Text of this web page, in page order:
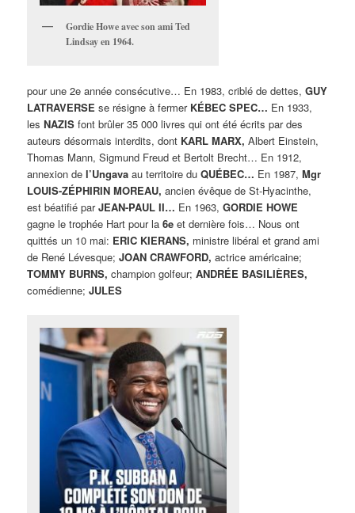
Gordie Howe avec son ami Ted
Lindsay en 1964.
pour une 2e année consécutive… En 1983, criblé de dettes,GUY
LATRAVERSE se résigne à fermer KÉBEC SPEC… En 1933,
lesNAZIS font brûler 35 000 livres qui ont été écrits par des
auteurs désormais interdits, dont KARL MARX, Albert Einstein,
Thomas Mann, Sigmund Freud et Bertolt Brecht… En 1912,
annexion del’Ungava au territoire duQUÉBEC… En 1987,Mgr
LOUIS-ZÉPHIRIN MOREAU, ancien évêque de St-Hyacinthe,
est béatifié parJEAN-PAUL II… En 1963,GORDIE HOWE
gagne le trophée Hart pour la6e et dernière fois… Nous ont
quittés un 10 mai: ERIC KIERANS, ministre libéral et grand ami
de René Lévesque;JOAN CRAWFORD, actrice américaine;
TOMMY BURNS, champion golfeur;ANDRÉE BASILIÈRES,
comédienne;JULES